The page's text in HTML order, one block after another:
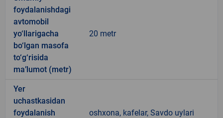
foydalanishdagi
avtomobil
yo‘llarigacha
bo‘lgan masofa
to‘g‘risida
ma’lumot (metr)
20 metr
Yer
uchastkasidan
foydalanish
oshxona, kafelar, Savdo uylari